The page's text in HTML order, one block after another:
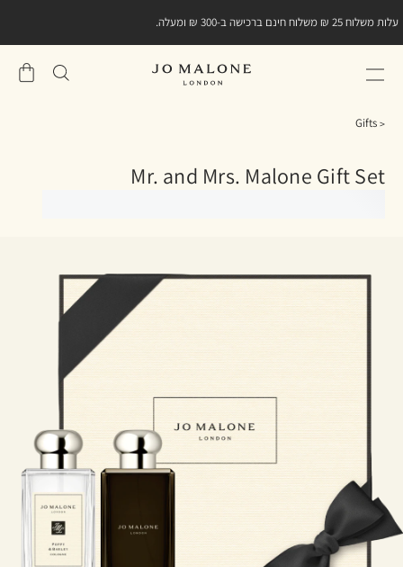
עלות משלוח 25 ₪ משלוח חינם ברכישה ב-300 ₪ ומעלה.
שֶׁלִי
Gifts
Mr. and Mrs. Malone Gift Set